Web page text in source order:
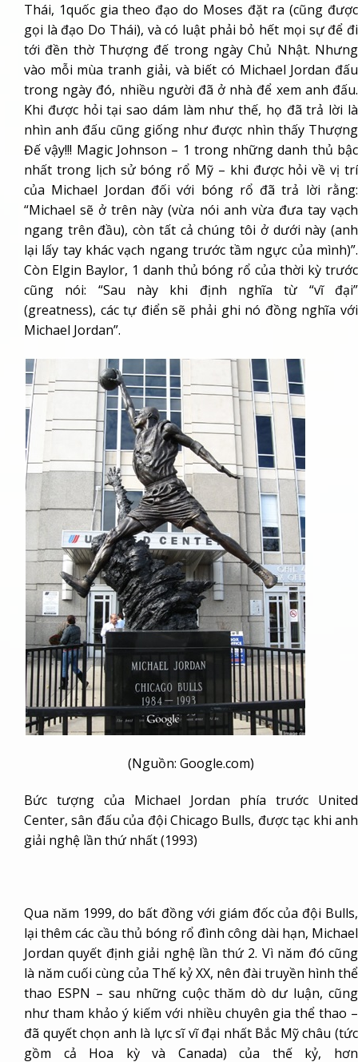
Thái, 1quốc gia theo đạo do Moses đặt ra (cũng được
gọi là đạo Do Thái), và có luật phải bỏ hết mọi sự để đi
tới đền thờ Thượng đế trong ngày Chủ Nhật. Nhưng
vào mỗi mùa tranh giải, và biết có Michael Jordan đấu
trong ngày đó, nhiều người đã ở nhà để xem anh đấu.
Khi được hỏi tại sao dám làm như thế, họ đã trả lời là
nhìn anh đấu cũng giống như được nhìn thấy Thượng
Đế vậy!!! Magic Johnson – 1 trong những danh thủ bậc
nhất trong lịch sử bóng rổ Mỹ – khi được hỏi về vị trí
của Michael Jordan đối với bóng rổ đã trả lời rằng:
“Michael sẽ ở trên này (vừa nói anh vừa đưa tay vạch
ngang trên đầu), còn tất cả chúng tôi ở dưới này (anh
lại lấy tay khác vạch ngang trước tầm ngực của mình)”.
Còn Elgin Baylor, 1 danh thủ bóng rổ của thời kỳ trước
cũng nói: “Sau này khi định nghĩa từ “vĩ đại”
(greatness), các tự điển sẽ phải ghi nó đồng nghĩa với
Michael Jordan”.
(Nguồn: Google.com)
Bức tượng của Michael Jordan phía trước United
Center, sân đấu của đội Chicago Bulls, được tạc khi anh
giải nghệ lần thứ nhất (1993)
Qua năm 1999, do bất đồng với giám đốc của đội Bulls,
lại thêm các cầu thủ bóng rổ đình công dài hạn, Michael
Jordan quyết định giải nghệ lần thứ 2. Vì năm đó cũng
là năm cuối cùng của Thế kỷ XX, nên đài truyền hình thể
thao ESPN – sau những cuộc thăm dò dư luận, cũng
như tham khảo ý kiếm với nhiều chuyên gia thể thao –
đã quyết chọn anh là lực sĩ vĩ đại nhất Bắc Mỹ châu (tức
gồm cả Hoa kỳ và Canada) của thế kỷ, hơn